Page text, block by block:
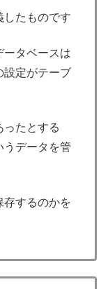
したものです
ータベースは
設定がテーブ
ったとする
うデータを管
存するのかを